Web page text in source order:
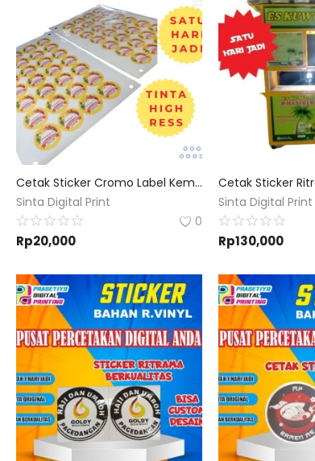
Cetak Sticker Cromo Label Kemasan Produk
Sinta Digital Print
0
Rp20,000
Sinta Digital Print
Rp130,000